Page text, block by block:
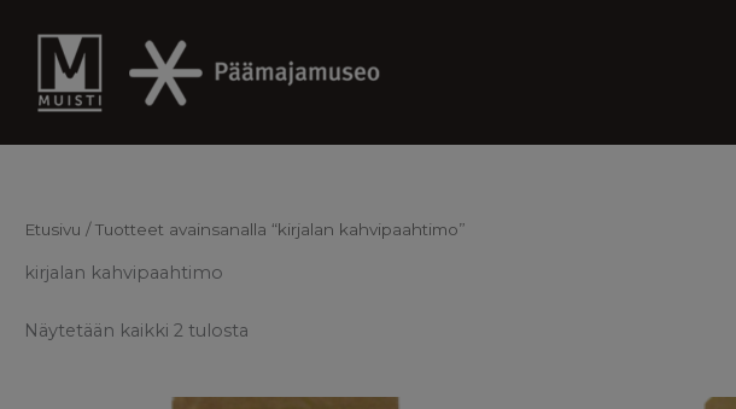
content
Etusivu / Tuotteet avainsanalla “kirjalan kahvipaahtimo”
kirjalan kahvipaahtimo
Näytetään kaikki 2 tulosta